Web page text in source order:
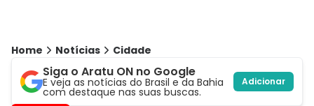
Home Notícias Cidade
Siga o Aratu ON no Google
E veja as notícias do Brasil e da Bahia
com destaque nas suas buscas.
Adicionar